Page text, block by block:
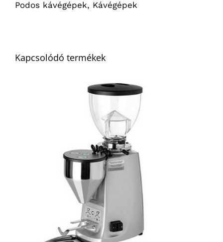
kávégép
Podos kávégépek, Kávégépek
Kapcsolódó termékek
RÉSZLETEK